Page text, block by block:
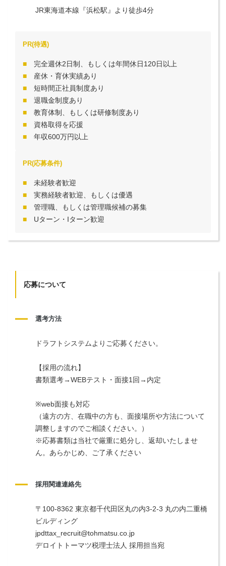
JR東海道本線『浜松駅』より徒歩4分
PR(待遇)
完全週休2日制、もしくは年間休日120日以上
産休・育休実績あり
短時間正社員制度あり
退職金制度あり
教育体制、もしくは研修制度あり
資格取得を応援
年収600万円以上
PR(応募条件)
未経験者歓迎
実務経験者歓迎、もしくは優遇
管理職、もしくは管理職候補の募集
Uターン・Iターン歓迎
応募について
選考方法
ドラフトシステムよりご応募ください。
【採用の流れ】
書類選考→WEBテスト・面接1回→内定
※web面接も対応
（遠方の方、在職中の方も、面接場所や方法について
調整しますのでご相談ください。）
※応募書類は当社で厳重に処分し、返却いたしませ
ん。あらかじめ、ご了承ください
採用関連連絡先
〒100-8362 東京都千代田区丸の内3-2-3 丸の内二重橋
ビルディング
jpdttax_recruit@tohmatsu.co.jp
デロイトトーマツ税理士法人 採用担当宛